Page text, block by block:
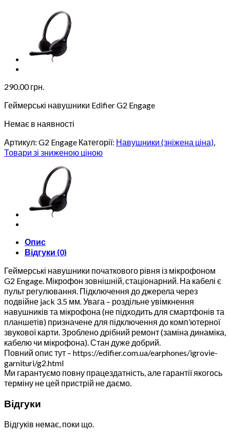
290.00грн.
Геймерські навушники Edifier G2 Engage
Немає в наявності
Артикул: G2 Engage Категорії: Навушники (зніжена ціна),
Товари зі зниженою ціною
Опис
Відгуки (0)
Геймерські навушники початкового рівня із мікрофоном
G2 Engage. Мікрофон зовнішній, стаціонарний. На кабелі є
пульт регулювання. Підключення до джерела через
подвійне jack 3.5 мм. Увага – роздільне увімкнення
навушників та мікрофона (не підходить для смартфонів та
планшетів) призначене для підключення до комп’ютерної
звукової карти. Зроблено дрібний ремонт (заміна динаміка,
кабелю чи мікрофона). Стан дуже добрий.
Повний опис тут – https://edifier.com.ua/earphones/igrovie-
garnituri/g2.html
Ми гарантуємо повну працездатність, але гарантії якогось
терміну не цей пристрій не даємо.
Відгуки
Відгуків немає, поки що.